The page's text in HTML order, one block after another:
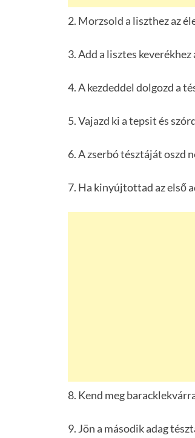
2. Morzsold a liszthez az
3. Add a lisztes
4. A kezdeddel dolgozd a
5. Vajazd ki a tepsit és
6. A zserbó tésztáját oszd
7. Ha kinyújtottad az első
8. Kend meg
9. Jön a második adag